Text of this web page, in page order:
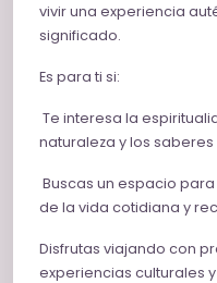
vivir una experiencia
significado.
Es para ti si:
Te interesa la
naturaleza y los
Buscas un espacio
de la vida cotidiana y
Disfrutas viajando con
experiencias culturales